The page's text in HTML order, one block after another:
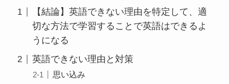
【結論】英語できない理由を特定して、適
切な方法で学習することで英語はできるよ
うになる
英語できない理由と対策
思い込み